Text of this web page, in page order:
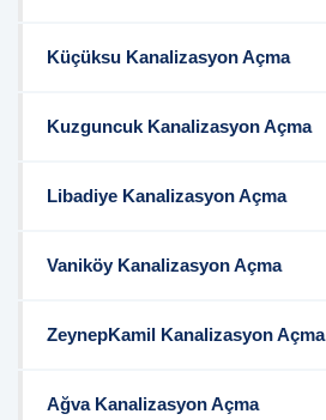
Küçüksu Kanalizasyon Açma
Kuzguncuk Kanalizasyon Açma
Libadiye Kanalizasyon Açma
Vaniköy Kanalizasyon Açma
ZeynepKamil Kanalizasyon Açma
Ağva Kanalizasyon Açma